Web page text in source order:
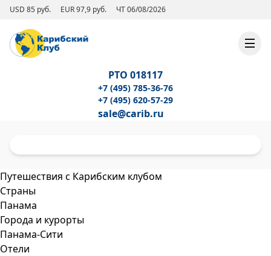
USD 85 руб. EUR 97,9 руб. ЧТ 06/08/2026
РТО 018117
+7 (495) 785-36-76
+7 (495) 620-57-29
sale@carib.ru
Путешествия с Карибским клубом
Страны
Панама
Города и курорты
Панама-Сити
Отели